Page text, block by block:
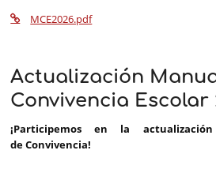
MCE2026.pdf
Actualización
Convivencia Escolar
¡Participemos en la
de Convivencia!